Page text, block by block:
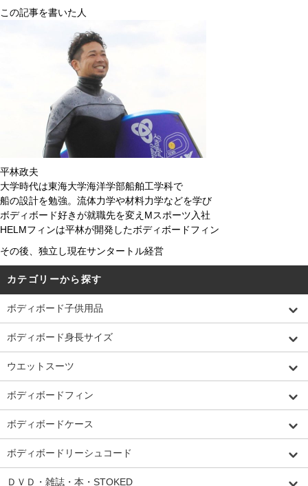
この記事を書いた人
平林政夫
大学時代は東海大学海洋学部船舶工学科で
船の設計を勉強。流体力学や材料力学などを学び
ボディボード好きが就職先を変えMスポーツ入社
HELMフィンは平林が開発したボディボードフィン
その後、独立し現在サンタートル経営
カテゴリーから探す
ボディボード子供用品
ボディボード身長サイズ
ウエットスーツ
ボディボードフィン
ボディボードケース
ボディボードリーシュコード
ＤＶＤ・雑誌・本・STOKED